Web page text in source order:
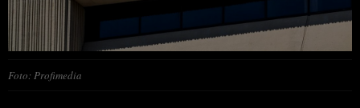
Foto: Profimedia